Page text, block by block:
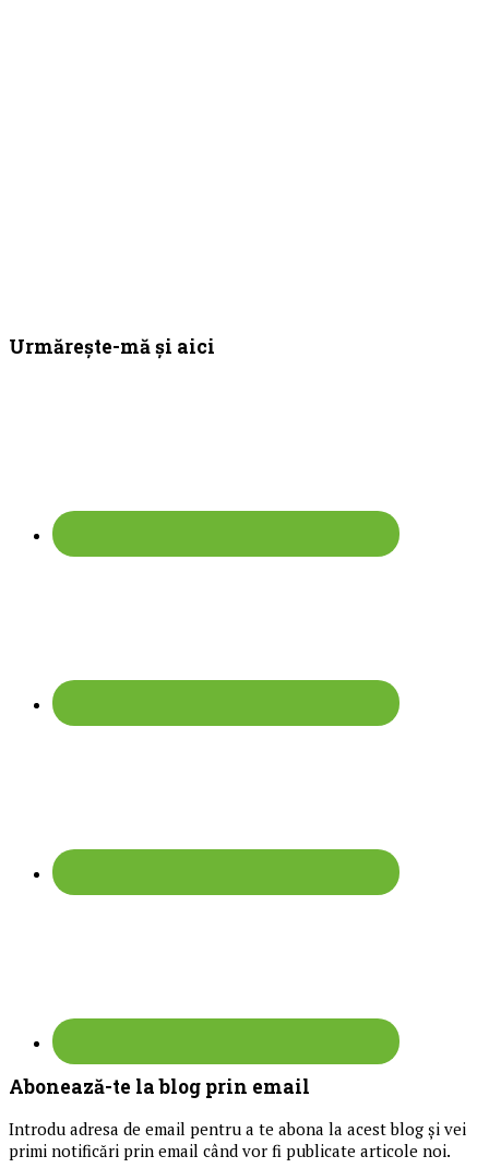
Bara
Urmărește-mă și aici
Abonează-te la blog prin email
Introdu adresa de email pentru a te abona la acest blog și vei
primi notificări prin email când vor fi publicate articole noi.